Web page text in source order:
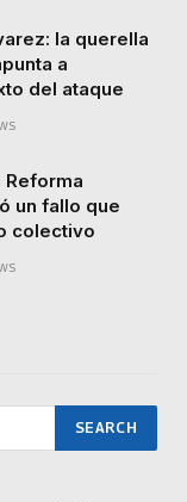
la querella
a
del ataque
Reforma
un fallo que
colectivo